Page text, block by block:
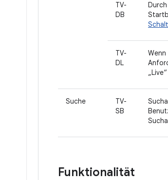
TV-
DB
TV-
DL
Suche
TV-
SB
Funktionalität